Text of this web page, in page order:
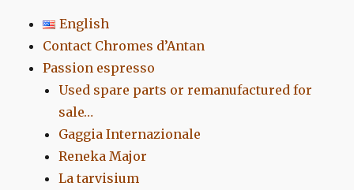
English
Contact Chromes d’Antan
Passion espresso
Used spare parts or remanufactured for
sale…
Gaggia Internazionale
Reneka Major
La tarvisium